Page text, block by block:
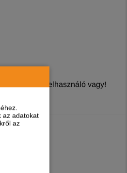
az adatokat
az
felhasználó vagy!